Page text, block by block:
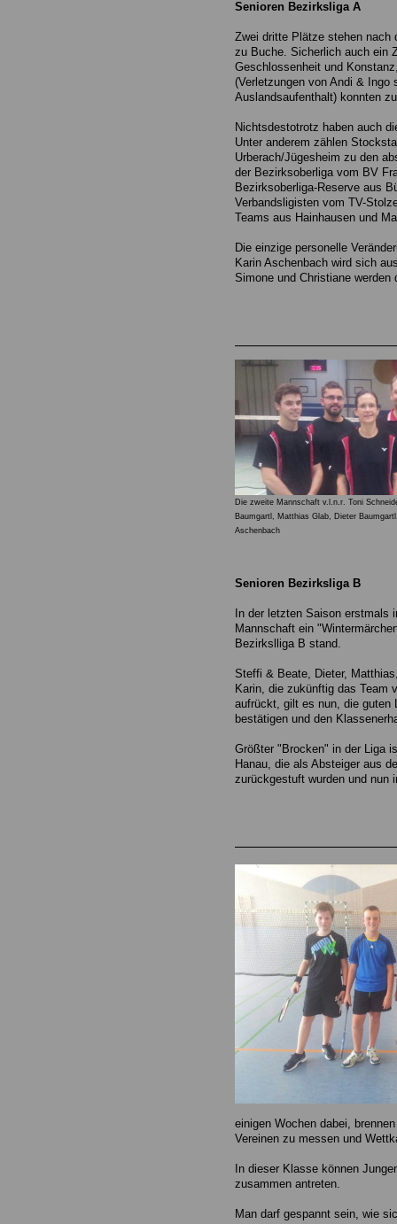
Senioren Bezirksliga A
Zwei dritte Plätze stehen nach
zu Buche. Sicherlich auch ein
Geschlossenheit und
(Verletzungen von Andi & Ingo
Auslandsaufenthalt) konnten
Nichtsdestotrotz haben auch
Unter anderem zählen
Urberach/Jügesheim zu den
der Bezirksoberliga vom BV
Bezirksoberliga-Reserve aus
Verbandsligisten vom TV-
Teams aus Hainhausen und
Die einzige personelle
Karin Aschenbach wird sich
Simone und Christiane werden
Die zweite Mannschaft v.l.n.r. Toni
Baumgartl, Matthias Glab, Dieter
Aschenbach
Senioren Bezirksliga B
In der letzten Saison erstmals
Mannschaft ein
Bezirkslliga B stand.
Steffi & Beate, Dieter,
Karin, die zukünftig das Team
aufrückt, gilt es nun, die guten
bestätigen und den
Größter "Brocken" in der Liga
Hanau, die als Absteiger aus
zurückgestuft wurden und
einigen Wochen dabei,
Vereinen zu messen und
In dieser Klasse können
zusammen antreten.
Man darf gespannt sein, wie